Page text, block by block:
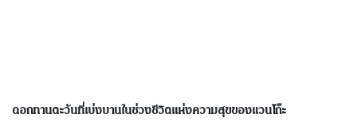
ดอกทานตะวันที่เบ่งบานในช่วงชีวิตแห่งความสุขของแวนโก๊ะ